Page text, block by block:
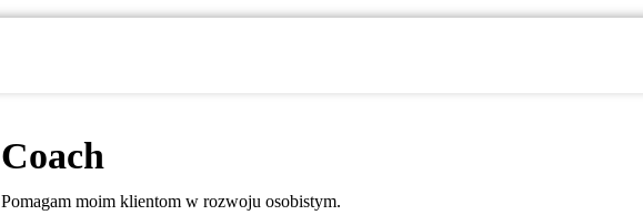
Coach
Pomagam moim klientom w rozwoju osobistym.